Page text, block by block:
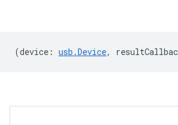
(device : usb.Device,